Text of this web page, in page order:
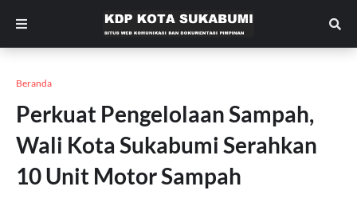
Beranda
Perkuat Pengelolaan Sampah,
Wali Kota Sukabumi Serahkan
10 Unit Motor Sampah